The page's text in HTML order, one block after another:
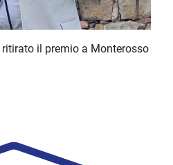
ritirato il premio a Monterosso